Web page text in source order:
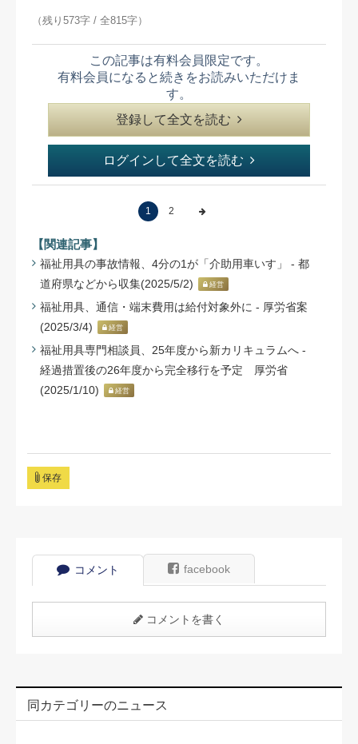
（残り573字 / 全815字）
この記事は有料会員限定です。
有料会員になると続きをお読みいただけま
す。
登録して全文を読む
ログインして全文を読む
1 2
【関連記事】
福祉用具の事故情報、4分の1が「介助用車いす」 - 都
道府県などから収集(2025/5/2)
経営
福祉用具、通信・端末費用は給付対象外に - 厚労省案
(2025/3/4)
経営
福祉用具専門相談員、25年度から新カリキュラムへ -
経過措置後の26年度から完全移行を予定 厚労省
(2025/1/10)
経営
保存
コメント facebook
コメントを書く
同カテゴリーのニュース